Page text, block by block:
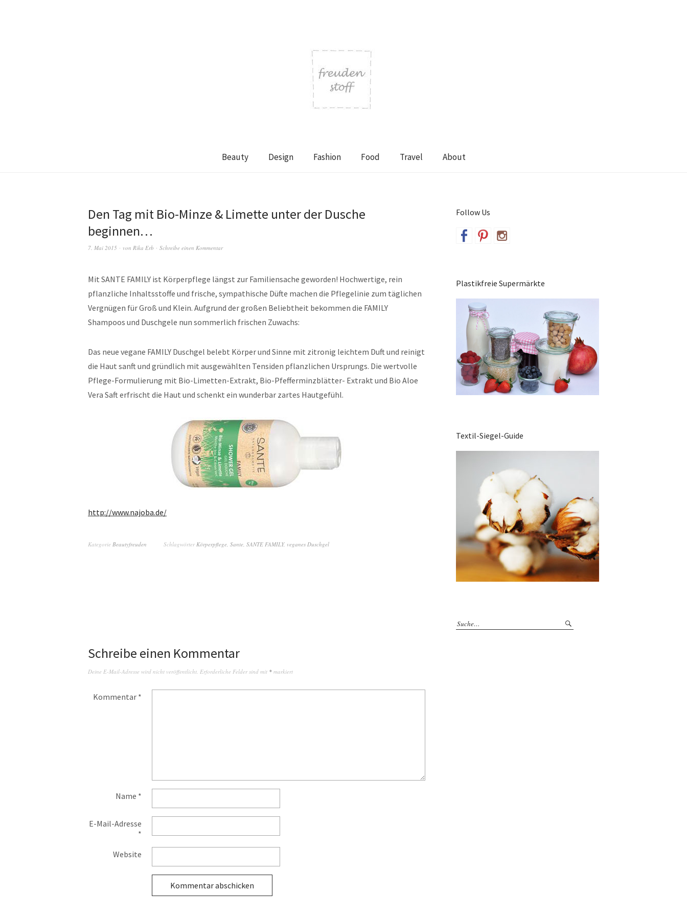
Beauty Design Fashion Food Travel About
Den Tag mit Bio-Minze & Limette unter der Dusche
beginnen…
7. Mai 2015 von Rika Erb Schreibe einen Kommentar
Mit SANTE FAMILY ist Körperpflege längst zur Familiensache geworden! Hochwertige, rein
pflanzliche Inhaltsstoffe und frische, sympathische Düfte machen die Pflegelinie zum täglichen
Vergnügen für Groß und Klein. Aufgrund der großen Beliebtheit bekommen die FAMILY
Shampoos und Duschgele nun sommerlich frischen Zuwachs:
Das neue vegane FAMILY Duschgel belebt Körper und Sinne mit zitronig leichtem Duft und reinigt
die Haut sanft und gründlich mit ausgewählten Tensiden pflanzlichen Ursprungs. Die wertvolle
Pflege-Formulierung mit Bio-Limetten-Extrakt, Bio-Pfefferminzblätter- Extrakt und Bio Aloe
Vera Saft erfrischt die Haut und schenkt ein wunderbar zartes Hautgefühl.
http://www.najoba.de/
Kategorie Beautyfreuden SchlagwörterKörperpflege, Sante, SANTE FAMILY, veganes Duschgel
Schreibe einen Kommentar
Deine E-Mail-Adresse wird nicht veröffentlicht. Erforderliche Felder sind mit * markiert
Kommentar *
Name *
E-Mail-Adresse
*
Website
Follow Us
Plastikfreie Supermärkte
Textil-Siegel-Guide